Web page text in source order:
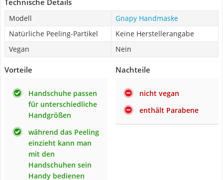
Technische Details
Modell
Gnapy Handmaske
Natürliche Peeling-Partikel
Keine Herstellerangabe
Vegan
Nein
Vorteile
Handschuhe passen
für unterschiedliche
Handgrößen
während das Peeling
einzieht kann man
mit den
Handschuhen sein
Handy bedienen
Nachteile
nicht vegan
enthält Parabene